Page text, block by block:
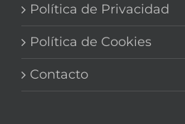
Política de Privacidad
Política de Cookies
Contacto